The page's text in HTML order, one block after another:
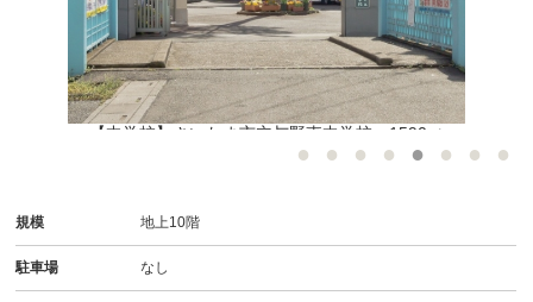
【中学校】さいたま市立与野東中学校：1590㎡
規模 地上10階
駐車場 なし